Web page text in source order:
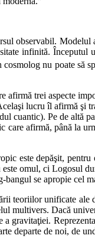
observabil. Modelul
infinită.
nu poate să
afirmă trei aspecte
lucru îl afirmă şi
cuantic). Pe de altă
afirmă, până la
este depăşit,
omul, ci Logosul
se apropie cel
teoriilor unificate ale
multivers. Dacă
a gravitaţiei.
departe de noi, de